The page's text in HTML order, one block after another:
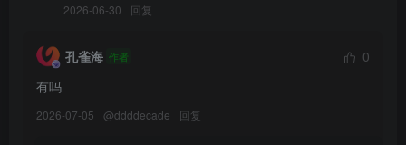
[MiiTao蜜桃社] 2016.08.16 VOL.025 李梦婷
[MiiTao蜜桃社] 2016.08.04 VOL.023 Modo E杯奶茶第二套
[MiiTao蜜桃社] 2016.08.01 VOL.022 Modo E杯奶茶
[MiiTao蜜桃社] 2016.07.25 Vol.021 唐佳怡
2026-06-30 回复
孔雀海 作者
0
有吗
2026-07-05 @ddddecade 回复